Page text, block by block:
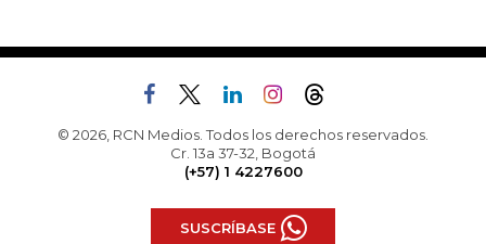
© 2026, RCN Medios. Todos los derechos reservados.
Cr. 13a 37-32, Bogotá
(+57) 1 4227600
SUSCRÍBASE